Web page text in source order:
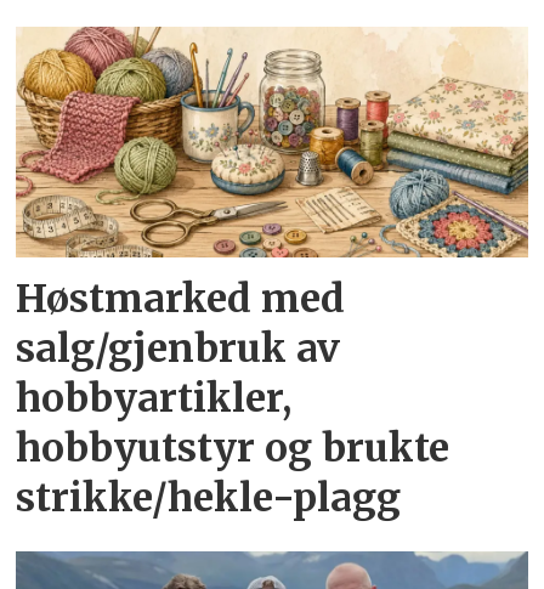
Høstmarked med
salg/gjenbruk av
hobbyartikler,
hobbyutstyr og brukte
strikke/hekle-plagg